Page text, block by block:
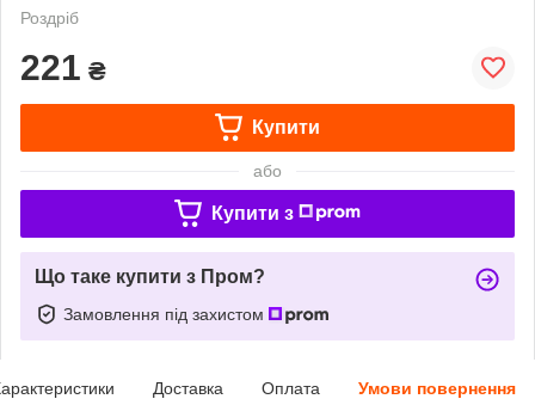
Роздріб
221 ₴
Купити
або
Купити з
Що таке купити з Пром?
Замовлення під захистом
Доставка Оплата Умови повернення